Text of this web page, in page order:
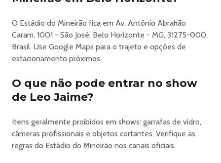
independentes.
físicos do estádio
E ainda encontra a maior praça de alimentação do
evento, com diversos restaurantes e uma área de
descompressão pra relaxar entre os shows.
coisas feitas pelo coração.
: : CAMAROTE SECRETO : :
limitada.
E com um super diferencial: um palco exclusivo só dele.
É no Camarote Secreto que
O Estádio do Mineirão fica em Av. Antônio Abrahão
Caram, 1001 - São José, Belo Horizonte - MG, 31275-000,
Brasil. Use Google Maps para o trajeto e opções de
estacionamento próximos.
O que não pode entrar no show
de Leo Jaime?
Itens geralmente proibidos em shows: garrafas de vidro,
câmeras profissionais e objetos cortantes. Verifique as
regras do Estádio do Mineirão nos canais oficiais.